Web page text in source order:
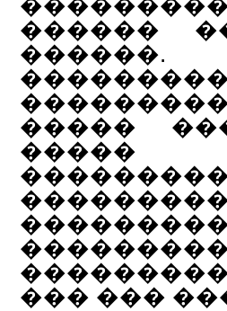
������
�����
�����
��� ���